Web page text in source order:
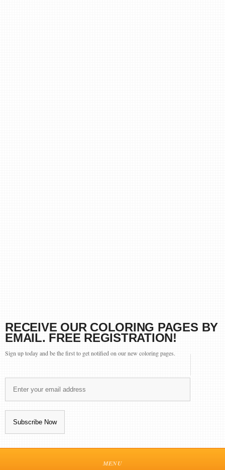
RECEIVE OUR COLORING PAGES BY
EMAIL. FREE REGISTRATION!
Sign up today and be the first to get notified on our new coloring pages.
MENU